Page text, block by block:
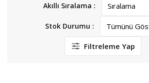
Akıllı Sıralama :
Stok Durumu :
Filtreleme Yap